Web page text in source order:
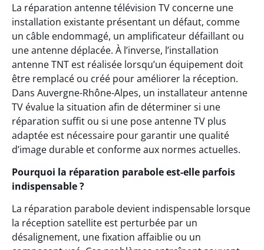
La réparation antenne télévision TV concerne une
installation existante présentant un défaut, comme
un câble endommagé, un amplificateur défaillant ou
une antenne déplacée. À l’inverse, l’installation
antenne TNT est réalisée lorsqu’un équipement doit
être remplacé ou créé pour améliorer la réception.
Dans Auvergne-Rhône-Alpes, un installateur antenne
TV évalue la situation afin de déterminer si une
réparation suffit ou si une pose antenne TV plus
adaptée est nécessaire pour garantir une qualité
d’image durable et conforme aux normes actuelles.
Pourquoi la réparation parabole est-elle parfois
indispensable ?
La réparation parabole devient indispensable lorsque
la réception satellite est perturbée par un
désalignement, une fixation affaiblie ou un